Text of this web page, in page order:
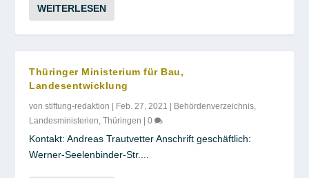
WEITERLESEN
Thüringer Ministerium für Bau,
Landesentwicklung
vonstiftung-redaktion | Feb. 27, 2021 | Behördenverzeichnis
Landesministerien ,Thüringen |0
Kontakt: Andreas Trautvetter Anschrift geschäftlich:
Werner-Seelenbinder-Str....